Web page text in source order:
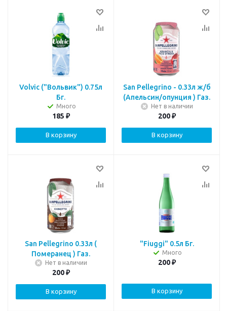
Volvic ("Вольвик") 0.75л
Бг.
Много
185 ₽
В корзину
San Pellegrino - 0.33л ж/б
(Апельсин/опунция ) Газ.
Нет в наличии
200₽
В корзину
San Pellegrino 0.33л (
Померанец ) Газ.
Нет в наличии
200₽
В корзину
"Fiuggi" 0.5л Бг.
Много
200₽
В корзину